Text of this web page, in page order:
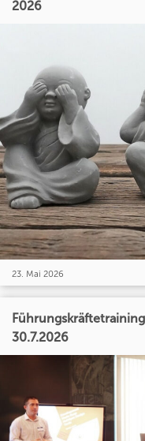
2026
23. Mai 2026
30.7.2026